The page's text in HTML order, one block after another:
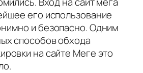
его использование
и безопасно. Одним
способов обхода
на сайте Меге это